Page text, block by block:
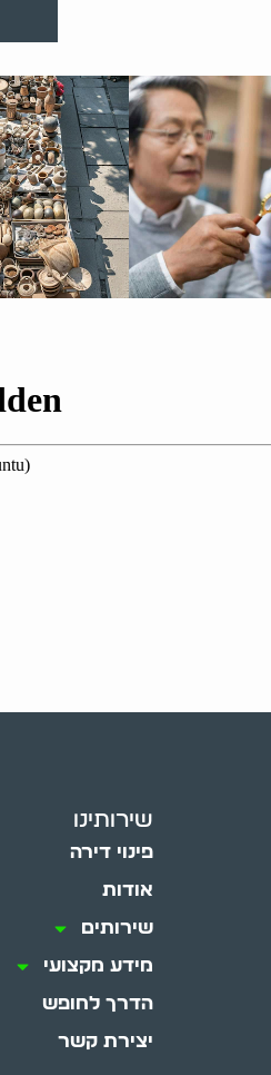
שירותינו
פינוי דירה
אודות
שירותים
מידע מקצועי
הדרך לחופש
יצירת קשר